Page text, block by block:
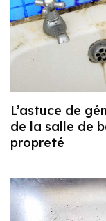
L’astuce de
de la salle de
propreté